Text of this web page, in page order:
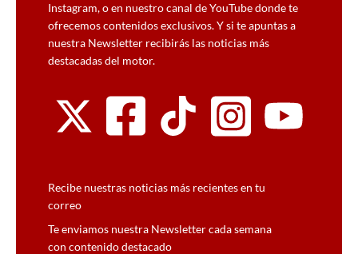
Instagram, o en nuestro canal de YouTube donde te
ofrecemos contenidos exclusivos. Y si te apuntas a
nuestra Newsletter recibirás las noticias más
destacadas del motor.
Recibe nuestras noticias más recientes en tu
correo
Te enviamos nuestra Newsletter cada semana
con contenido destacado